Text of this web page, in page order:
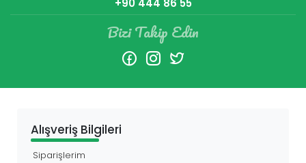
+90 444 86 55
Bizi Takip Edin
Alışveriş Bilgileri
Siparişlerim